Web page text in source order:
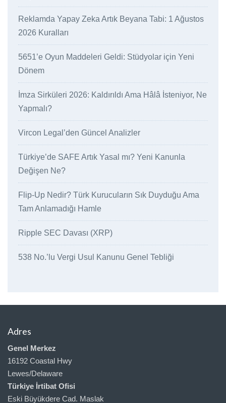
Reklamda Yapay Zeka Artık Beyana Tabi: 1 Ağustos
2026 Kuralları
5651’e Oyun Maddeleri Geldi: Stüdyolar için Yeni
Dönem
İmza Sirküleri 2026: Kaldırıldı Ama Hâlâ İsteniyor, Ne
Yapmalı?
Vircon Legal’den Güncel Analizler
Türkiye’de SAFE Artık Yasal mı? Yeni Kanunla
Değişen Ne?
Flip-Up Nedir? Türk Kurucuların Sık Duyduğu Ama
Tam Anlamadığı Hamle
Ripple SEC Davası (XRP)
538 No.’lu Vergi Usul Kanunu Genel Tebliği
Adres
Genel Merkez
16192 Coastal Hwy
Lewes/Delaware
Türkiye İrtibat Ofisi
Eski Büyükdere Cad. Maslak